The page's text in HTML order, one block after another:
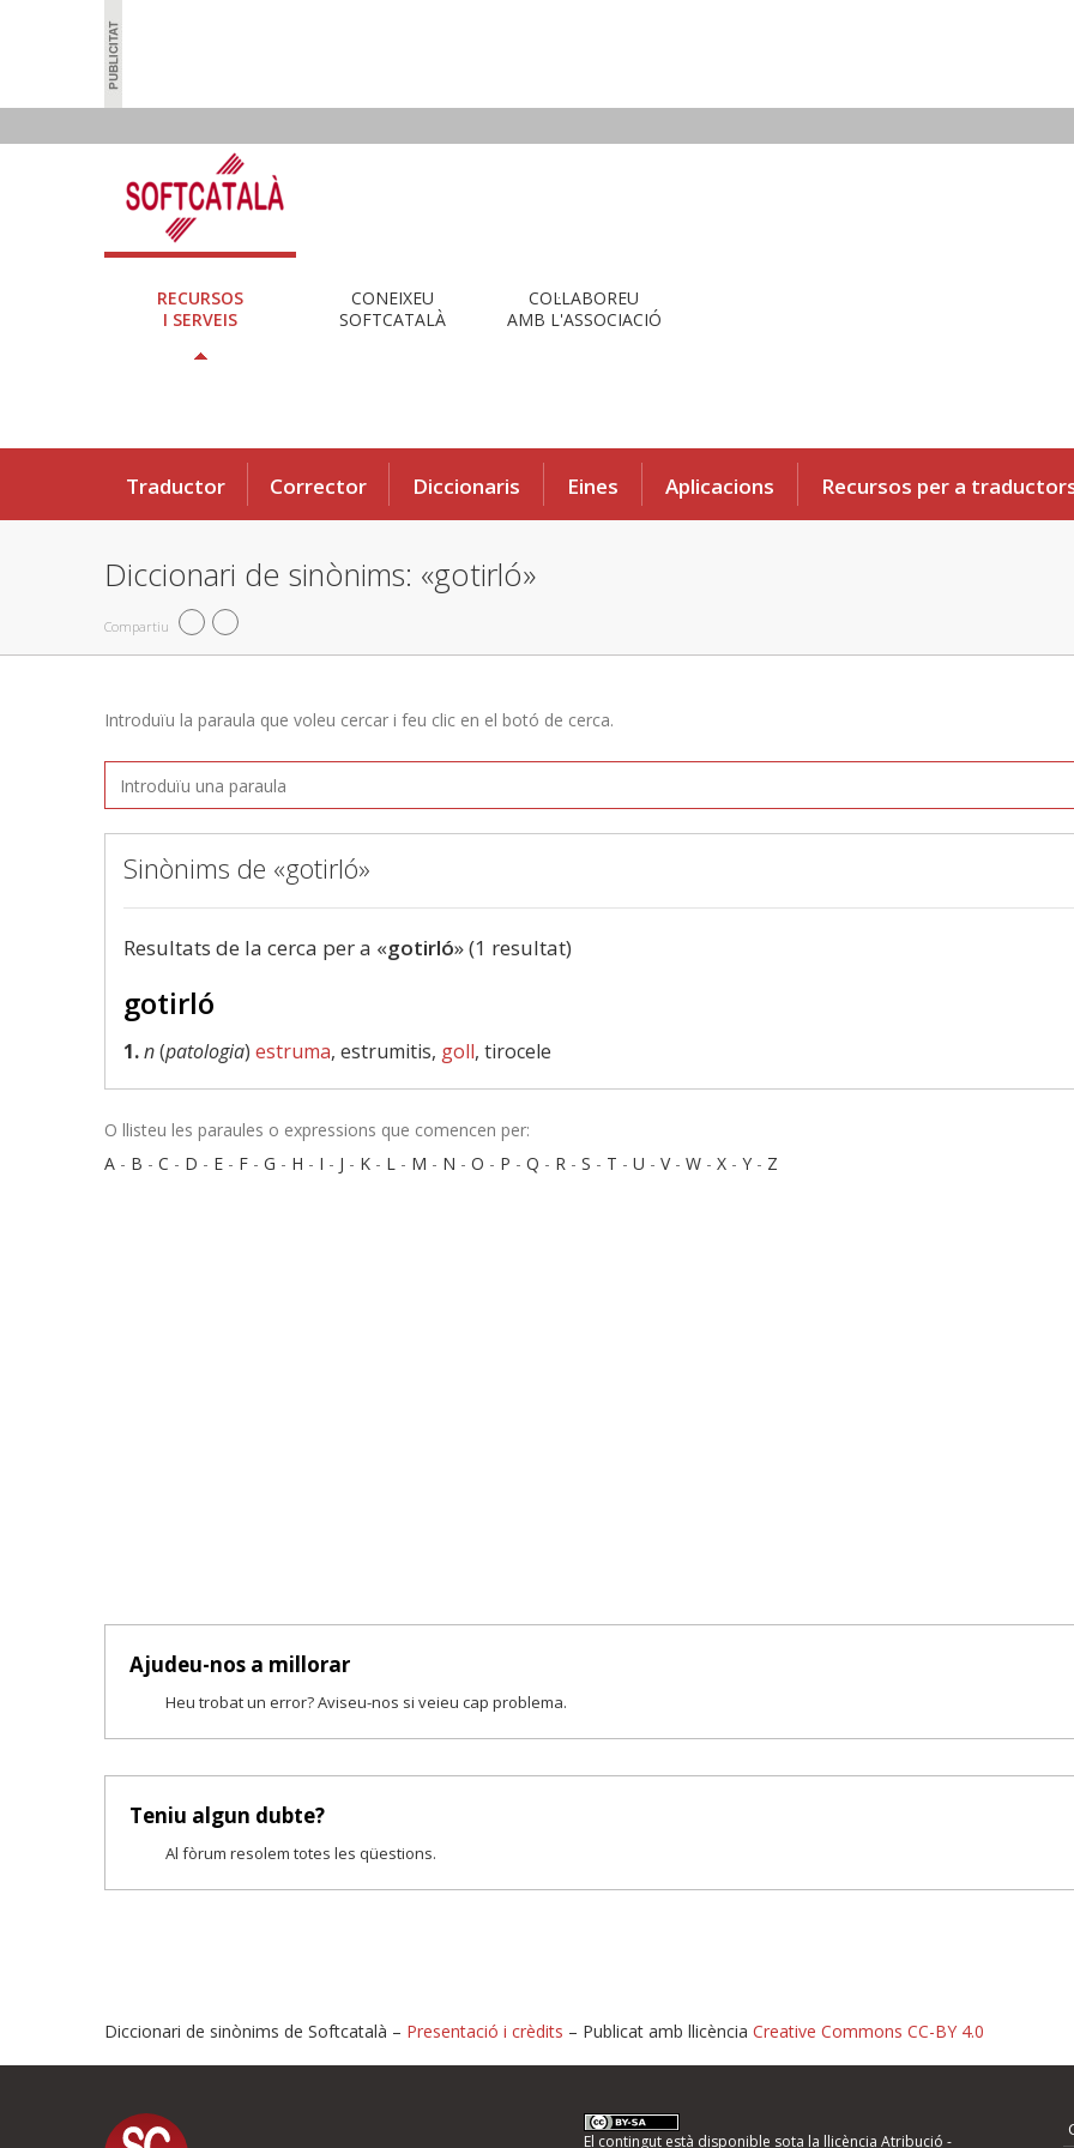
RECURSOS
I SERVEIS
CONEIXEU
SOFTCATALÀ
COL·LABOREU
AMB L'ASSOCIACIÓ
Traductor Corrector Diccionaris Eines Aplicacions Recursos per a
Diccionari de sinònims: «gotirló»
Compartiu
Introduïu la paraula que voleu cercar i feu clic en el botó de cerca.
Sinònims de «gotirló»
Resultats de la cerca per a «gotirló» (1 resultat)
gotirló
1.n(patologia) estruma, estrumitis, goll, tirocele
O llisteu les paraules o expressions que comencen per:
A - B - C - D - E - F - G - H - I - J - K - L - M - N - O - P - Q - R - S - T - U - V- W - X - Y - Z
Ajudeu-nos a millorar
Heu trobat un error? Aviseu-nos si veieu cap problema.
Teniu algun dubte?
Al fòrum resolem totes les qüestions.
Proposeu-nos millores o informeu d'errors
Diccionari de sinònims de Softcatalà – Presentació i crèdits – Publicat amb llicència Creative Commons CC-BY 4.0
El contingut està disponible sota la llicència Atribució -